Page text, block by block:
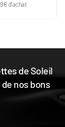
d'achat
de Soleil
nos bons